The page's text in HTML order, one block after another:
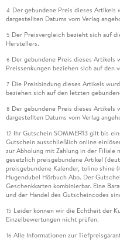
4 Der gebundene Preis dieses
dargestellten Datums vom Verlag
5 Der Preisvergleich bezieht sich auf
Herstellers.
6 Der gebundene Preis dieses Artikels
Preissenkungen beziehen sich auf den
7 Die Preisbindung dieses Artikels
beziehen sich auf den letzten
8 Der gebundene Preis dieses Artikels
dargestellten Datums vom Verlag
12 Ihr Gutschein SOMMER13 gilt bis
Gutschein ausschließlich online
zur Abholung mit Zahlung in der
gesetzlich preisgebundene Artikel
preisgebundene Kalender, tolino shine
Hugendubel Hörbuch Abo. Der
Geschenkkarten kombinierbar. Eine
und der Handel des Gutscheincodes
15 Leider können wir die Echtheit der
Einzelbewertungen nicht prüfen.
16 Alle Informationen zur